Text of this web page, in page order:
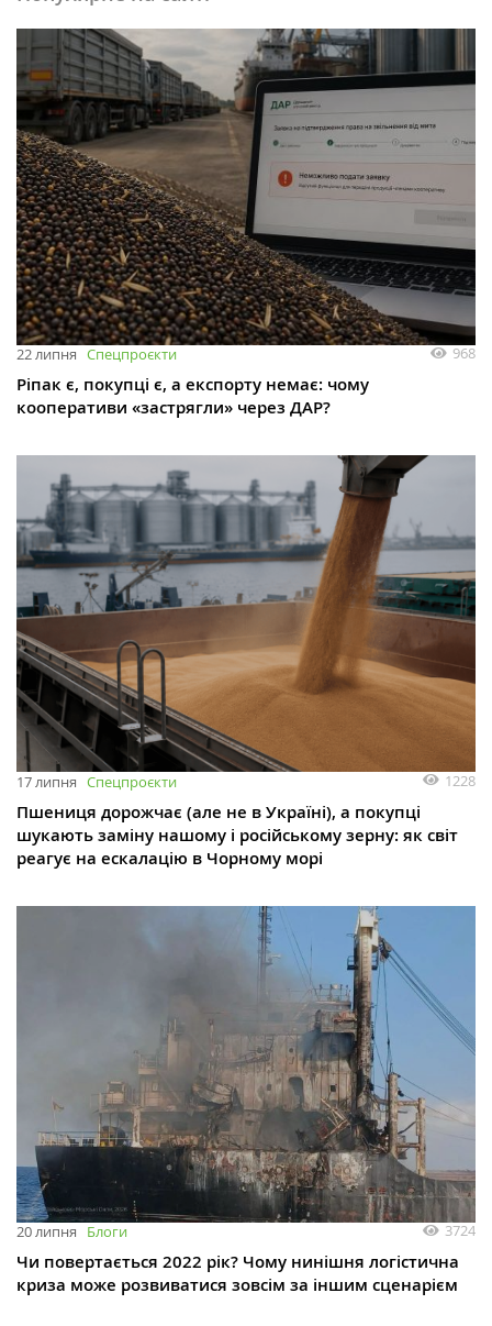
22 липня Спецпроєкти 968
Ріпак є, покупці є, а експорту немає: чому
кооперативи «застрягли» через ДАР?
17 липня Спецпроєкти 1228
Пшениця дорожчає (але не в Україні), а покупці
шукають заміну нашому і російському зерну: як світ
реагує на ескалацію в Чорному морі
20 липня Блоги 3724
Чи повертається 2022 рік? Чому нинішня логістична
криза може розвиватися зовсім за іншим сценарієм